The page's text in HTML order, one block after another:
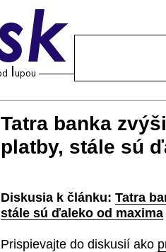
Tatra banka
platby, stále sú
Diskusia k článku: Tatra
stále sú ďaleko od maxima
Prispievajte do diskusií ako